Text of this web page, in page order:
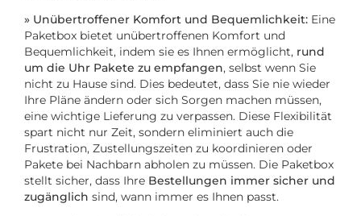
» Unübertroffener Komfort und Bequemlichkeit: Eine
Paketbox bietet unübertroffenen Komfort und
Bequemlichkeit, indem sie es Ihnen ermöglicht, rund
um die Uhr Pakete zu empfangen, selbst wenn Sie
nicht zu Hause sind. Dies bedeutet, dass Sie nie wieder
Ihre Pläne ändern oder sich Sorgen machen müssen,
eine wichtige Lieferung zu verpassen. Diese Flexibilität
spart nicht nur Zeit, sondern eliminiert auch die
Frustration, Zustellungszeiten zu koordinieren oder
Pakete bei Nachbarn abholen zu müssen. Die Paketbox
stellt sicher, dass Ihre Bestellungen immer sicher und
zugänglich sind, wann immer es Ihnen passt.